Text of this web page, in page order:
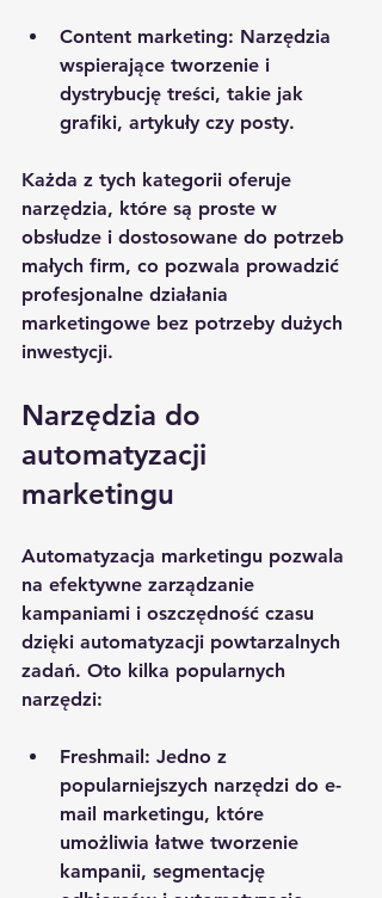
Content marketing: Narzędzia
wspierające tworzenie i
dystrybucję treści, takie jak
grafiki, artykuły czy posty.
Każda z tych kategorii oferuje
narzędzia, które są proste w
obsłudze i dostosowane do potrzeb
małych firm, co pozwala prowadzić
profesjonalne działania
marketingowe bez potrzeby dużych
inwestycji.
Narzędzia do
automatyzacji
marketingu
Automatyzacja marketingu pozwala
na efektywne zarządzanie
kampaniami i oszczędność czasu
dzięki automatyzacji powtarzalnych
zadań. Oto kilka popularnych
narzędzi:
Freshmail : Jedno z
popularniejszych narzędzi do e-
mail marketingu, które
umożliwia łatwe tworzenie
kampanii, segmentację